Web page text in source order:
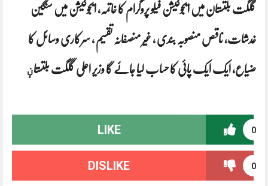
گلگت بلتستان میں ایجوکیشن فیلو پروگرام کا خاتمہ، ایجوکیشن میں سنگین
خدشات، ناقص منصوبہ بندی ، غیر منصفانہ تقسیم ، سرکاری وسائل کا
ضیاع، ایک ایک پائی کا حساب لیا جائے گا وزیر اعلی گلگت بلتستانٕ
0
LIKE
0
DISLIKE